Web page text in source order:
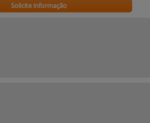
Solicite informação